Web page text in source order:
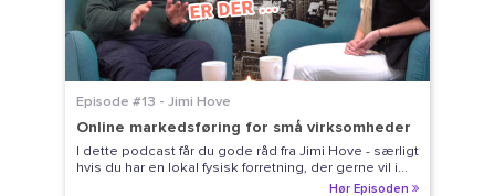
Episode #13 - Jimi Hove
Online markedsføring for små virksomheder
I dette podcast får du gode råd fra Jimi Hove - særligt
hvis du har en lokal fysisk forretning, der gerne vil i...
Hør Episoden